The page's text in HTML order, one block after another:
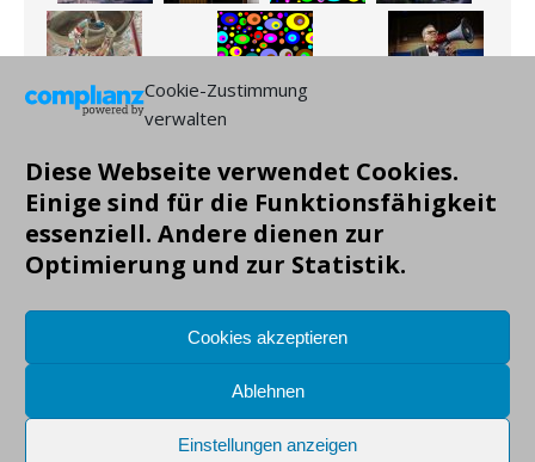
Cookie-Zustimmung
verwalten
Diese Webseite verwendet Cookies.
Einige sind für die Funktionsfähigkeit
essenziell. Andere dienen zur
Optimierung und zur Statistik.
Cookies akzeptieren
Ablehnen
Einstellungen anzeigen